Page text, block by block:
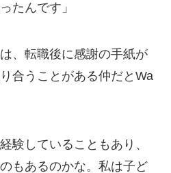
たんです」
、転職後に感謝の手紙が
合うことがある仲だとWa
験していることもあり、
もあるのかな。私は子ど